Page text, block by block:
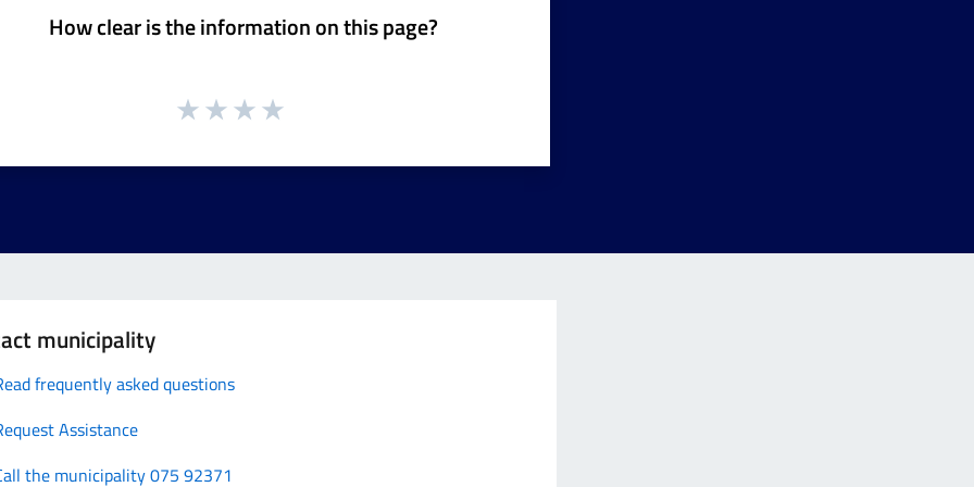
How clear is the information on this page?
municipality
frequently asked questions
Assistance
the municipality 075 92371